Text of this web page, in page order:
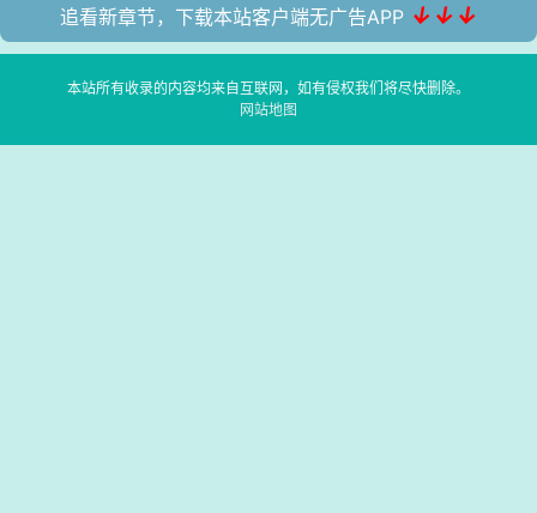
追看新章节，下载本站客户端无广告APP ↓↓↓
本站所有收录的内容均来自互联网，如有侵权我们将尽快删除。
网站地图